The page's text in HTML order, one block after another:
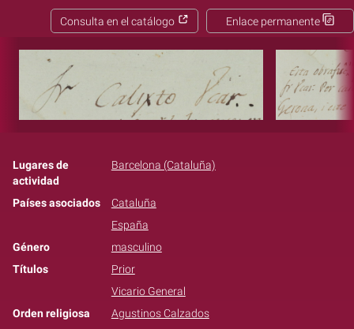
Enlace permanente
Consulta en el catálogo
Lugares de
actividad
Barcelona (Cataluña)
Países asociados
Cataluña
España
Género
masculino
Títulos
Prior
Vicario General
Orden religiosa
Agustinos Calzados